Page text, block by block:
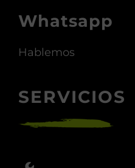
Whatsapp
Hablemos
SERVICIOS